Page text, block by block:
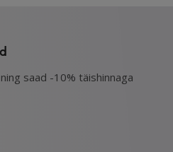
saad -10% täishinnaga